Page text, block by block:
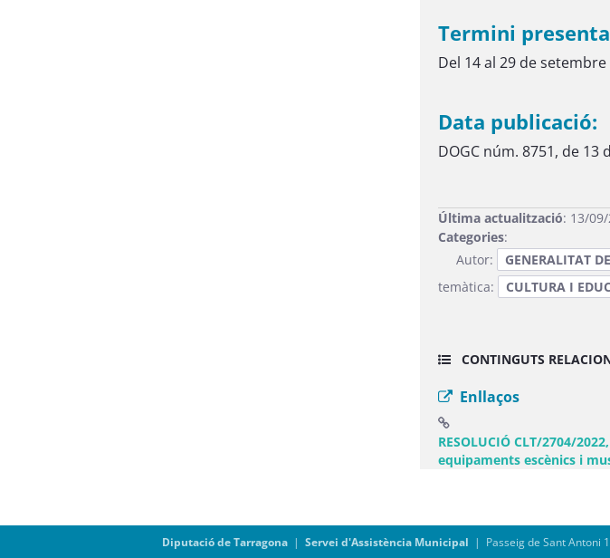
Termini
Del 14 al 29 de
Data publicació:
DOGC núm. 8751, de 13
Última actualització: 13/
Categories:
Autor:
GENERALITAT
temàtica:
CULTURA I
CONTINGUTS
Enllaços
RESOLUCIÓ CLT/2704/
equipaments escènics i
Diputació de Tarragona |Servei d'Assistència Municipal | Passeig de Sant Antoni